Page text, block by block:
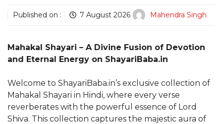
Published on : 7 August 2026 Mahendra Singh
Mahakal Shayari – A Divine Fusion of Devotion
and Eternal Energy on ShayariBaba.in
Welcome to ShayariBaba.in’s exclusive collection of
Mahakal Shayari in Hindi, where every verse
reverberates with the powerful essence of Lord
Shiva. This collection captures the majestic aura of